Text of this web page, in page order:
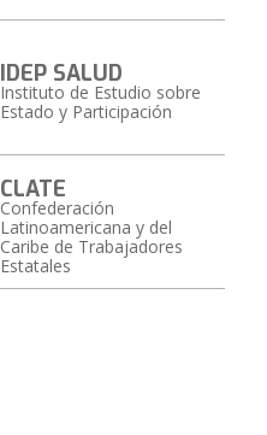
IDEP SALUD
Instituto de Estudio sobre
Estado y Participación
CLATE
Confederación
Latinoamericana y del
Caribe de Trabajadores
Estatales